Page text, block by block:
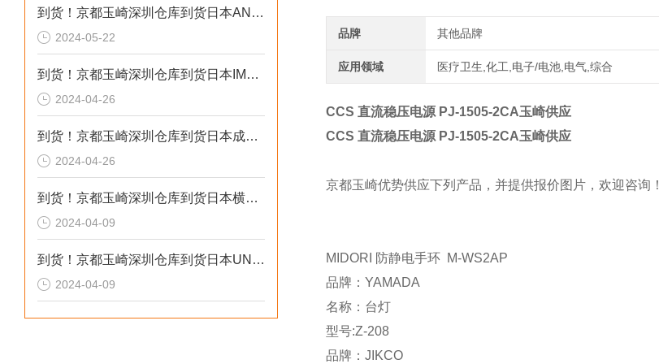
到货！京都玉崎深圳仓库到货日本AND 电子秤HV-60KCEP
2024-05-22
到货！京都玉崎深圳仓库到货日本IMADA 推拉力计 DST-20N
2024-04-26
到货！京都玉崎深圳仓库到货日本成茂锻针仪MF2
2024-04-26
到货！京都玉崎深圳仓库到货日本横河 电导率仪传感器 SC8SG-R31-T-305-P1-A
2024-04-09
到货！京都玉崎深圳仓库到货日本UNITTA音波式皮带张力计U-550替换U-508
2024-04-09
品牌 其他品牌
应用领域 医疗卫生,化工,电子/电池,电气,综合
CCS 直流稳压电源 PJ-1505-2CA玉崎供应
CCS 直流稳压电源 PJ-1505-2CA玉崎供应
京都玉崎优势供应下列产品，并提供报价图片，欢迎咨询！
MIDORI 防静电手环 M-WS2AP
品牌：YAMADA
名称：台灯
型号:Z-208
品牌：JIKCO